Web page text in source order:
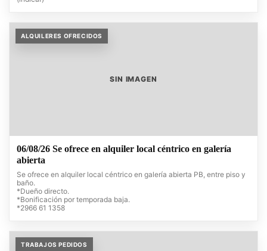
ALQUILERES OFRECIDOS
SIN IMAGEN
06/08/26 Se ofrece en alquiler local céntrico en galería
abierta
Se ofrece en alquiler local céntrico en galería abierta PB, entre piso y
baño.
*Dueño directo.
*Bonificación por temporada baja.
*2966 61 1358
TRABAJOS PEDIDOS